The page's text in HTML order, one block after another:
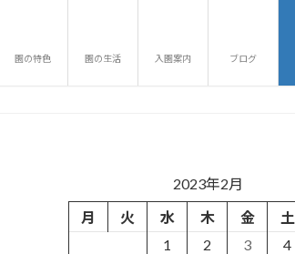
園の特色 園の生活 入園案内 ブログ
2023年2月
月
火 水 木 金 土
1
2 3 4